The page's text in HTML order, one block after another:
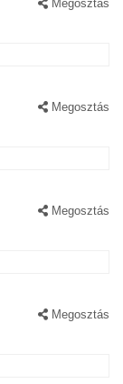
Megosztás
Megosztás
Megosztás
Megosztás